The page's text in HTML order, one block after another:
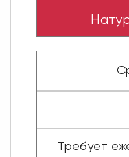
Требует